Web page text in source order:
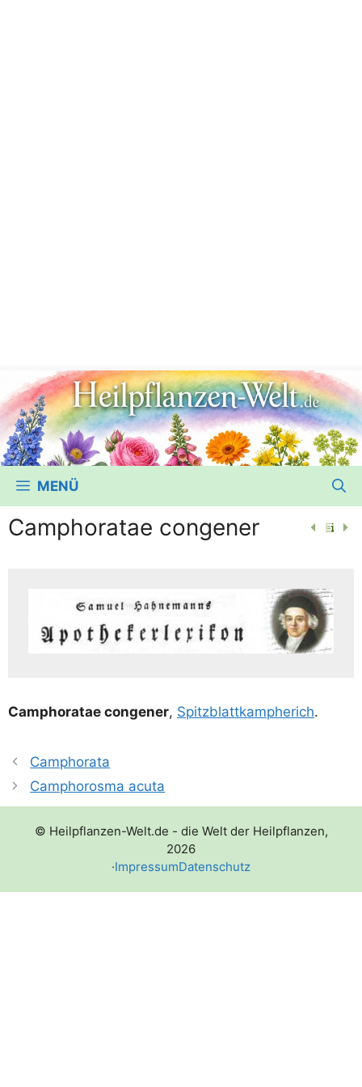
MENÜ
Camphoratae congener
Cam­phora­tae con­ge­ner, Spitz­blatt­kam­pherich.
Camphorata
Camphorosma acuta
© Heilpflanzen-Welt.de - die Welt der Heilpflanzen,
2026
·ImpressumDatenschutz